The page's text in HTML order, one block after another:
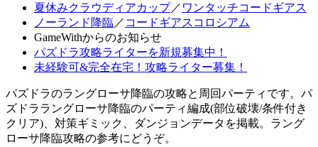
夏休みクラウディアカップ／ ワンタッチコードギアス
ノーランド降臨／ コードギアスコロシアム
GameWithからのお知らせ
パズドラ攻略ライターを新規募集中！
未経験可&完全在宅！攻略ライター募集！
パズドラのラングローサ降臨の攻略と周回パーティです。パ
ズドララングローサ降臨のパーティ編成(部位破壊/条件付き
クリア)、対策ギミック、ダンジョンデータを掲載。ラング
ローサ降臨攻略の参考にどうぞ。